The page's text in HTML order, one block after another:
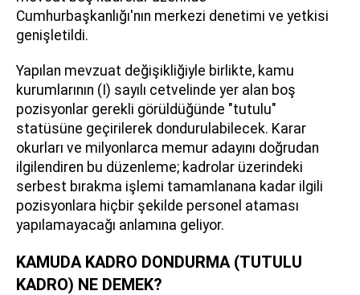
Cumhurbaşkanlığı'nın merkezi denetimi ve yetkisi
genişletildi.
Yapılan mevzuat değişikliğiyle birlikte, kamu
kurumlarının (I) sayılı cetvelinde yer alan boş
pozisyonlar gerekli görüldüğünde "tutulu"
statüsüne geçirilerek dondurulabilecek. Karar
okurları ve milyonlarca memur adayını doğrudan
ilgilendiren bu düzenleme; kadrolar üzerindeki
serbest bırakma işlemi tamamlanana kadar ilgili
pozisyonlara hiçbir şekilde personel ataması
yapılamayacağı anlamına geliyor.
KAMUDA KADRO DONDURMA (TUTULU
KADRO) NE DEMEK?